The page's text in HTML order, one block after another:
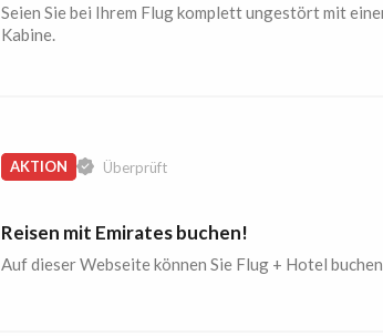
Seien Sie bei Ihrem Flug komplett ungestört mit
Kabine.
AKTION Überprüft
Reisen mit Emirates buchen!
Auf dieser Webseite können Sie Flug + Hotel